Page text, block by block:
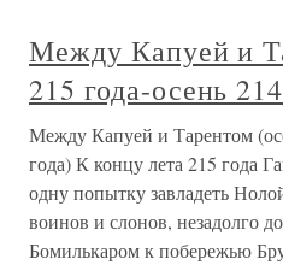
Между Капуей и
215 года-осень
Между Капуей и Тарентом
года) К концу лета 215 года
одну попытку завладеть
воинов и слонов, незадолго
Бомилькаром к побережью